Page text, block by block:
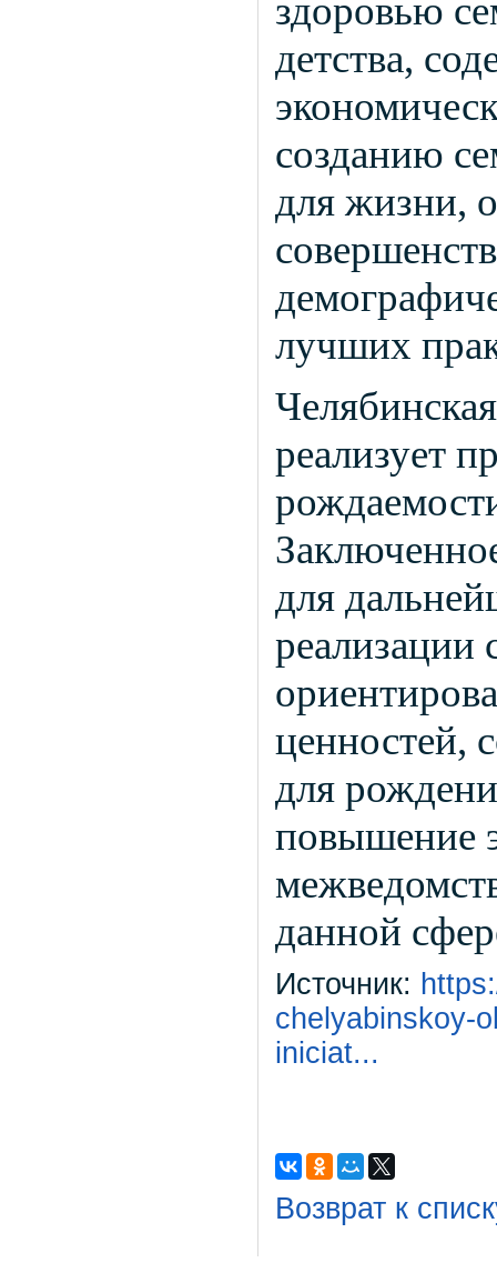
здоровью
детства,
созданию
для жизни,
лучших
реализует
для
реализации
ценностей,
для
повышение
данной
Источник:
chelyabinskoy-
iniciat...
Возврат к